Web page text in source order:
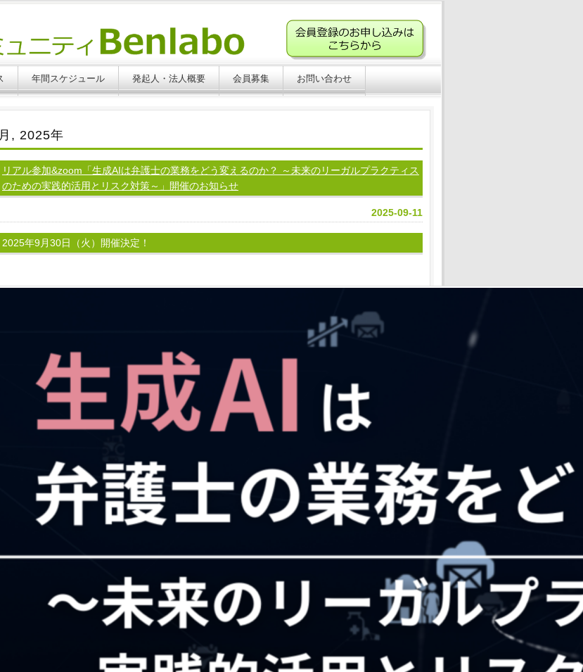
年間スケジュール 発起人・法人概要 会員募集 お問い合わせ
, 2025年
リアル参加&zoom「生成AIは弁護士の業務をどう変えるのか？ ～未来のリーガルプラクティス
のための実践的活用とリスク対策～」開催のお知らせ
2025-09-11
2025年9月30日（火）開催決定！